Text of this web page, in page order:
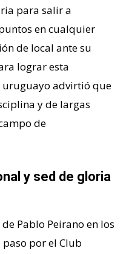
para salir a
en cualquier
de local ante su
lograr esta
uruguayo advirtió que
y de largas
de
y sed de gloria
Pablo Peirano en los
por el Club